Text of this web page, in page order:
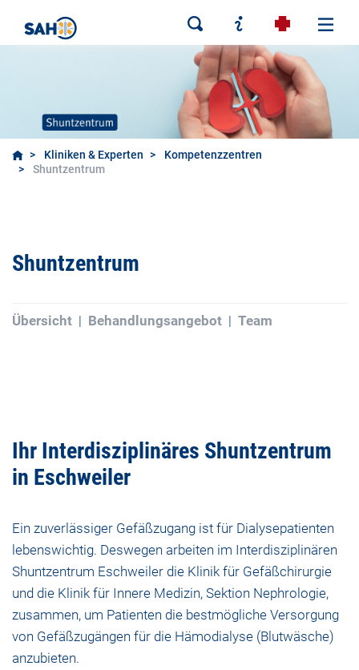
Kliniken & Experten
Kompetenzzentren
Shuntzentrum
Shuntzentrum
Übersicht Behandlungsangebot Team
Ihr Interdisziplinäres Shuntzentrum
in Eschweiler
Ein zuverlässiger Gefäßzugang ist für Dialysepatienten
lebenswichtig. Deswegen arbeiten im Interdisziplinären
Shuntzentrum Eschweiler die Klinik für Gefäßchirurgie
und die Klinik für Innere Medizin, Sektion Nephrologie,
zusammen, um Patienten die bestmögliche Versorgung
von Gefäßzugängen für die Hämodialyse (Blutwäsche)
anzubieten.